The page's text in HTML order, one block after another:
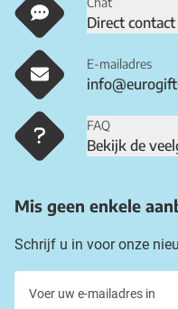
Direct
E-mailadres
FAQ
Bekijk de
Mis geen enkele
Schrijf u in voor onze